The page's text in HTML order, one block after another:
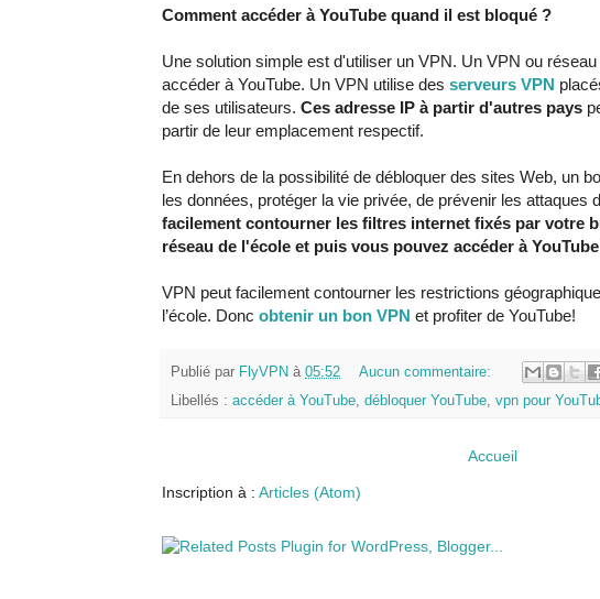
Comment accéder à YouTube quand il est bloqué ?
Une solution simple est d'utiliser un VPN. Un VPN ou
accéder à YouTube. Un VPN utilise des serveurs VPN
de ses utilisateurs. Ces adresse IP à partir d'autres pays
partir de leur emplacement respectif.
En dehors de la possibilité de débloquer des sites Web, un
les données, protéger la vie privée, de prévenir les attaques
facilement contourner les filtres internet fixés par votre
réseau de l'école et puis vous pouvez accéder à
VPN peut facilement contourner les restrictions
l’école. Donc obtenir un bon VPN et profiter de YouTube!
Publié par FlyVPN à 05:52
Aucun commentaire:
Libellés : accéder à YouTube, débloquer YouTube, vpn pour
Accueil
Inscription à : Articles (Atom)